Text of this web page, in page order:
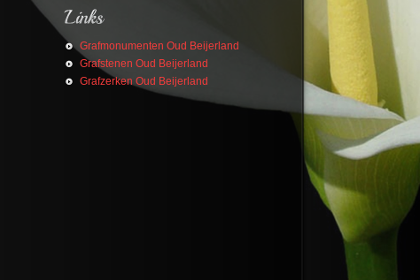
Grafmonumenten Oud Beijerland
Grafstenen Oud Beijerland
Grafzerken Oud Beijerland